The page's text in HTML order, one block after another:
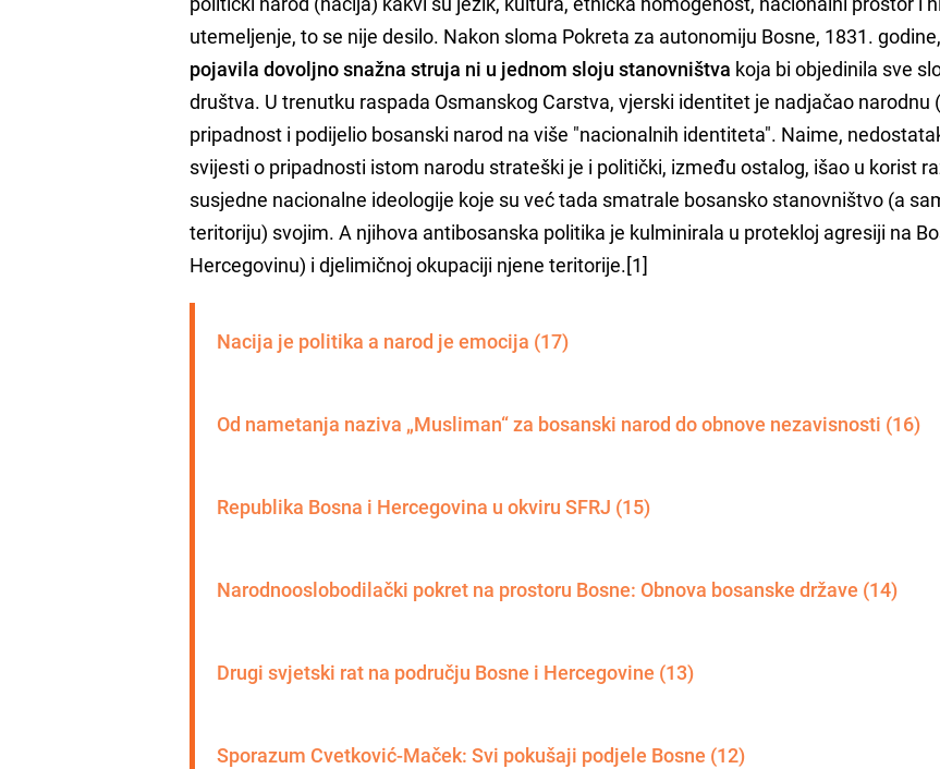
utemeljenje, to se nije desilo. Nakon sloma Pokreta za autonomiju Bosne, 1831. godine,
pojavila dovoljno snažna struja ni u jednom sloju stanovništva koja bi objedinila sve
društva. U trenutku raspada Osmanskog Carstva, vjerski identitet je nadjačao narodnu
pripadnost i podijelio bosanski narod na više "nacionalnih identiteta". Naime,
svijesti o pripadnosti istom narodu strateški je i politički, između ostalog, išao u korist
susjedne nacionalne ideologije koje su već tada smatrale bosansko stanovništvo (a
teritoriju) svojim. A njihova antibosanska politika je kulminirala u protekloj agresiji na
Hercegovinu) i djelimičnoj okupaciji njene teritorije.[1]
Nacija je politika a narod je emocija (17)
Od nametanja naziva „Musliman“ za bosanski narod do obnove nezavisnosti (16)
Republika Bosna i Hercegovina u okviru SFRJ (15)
Narodnooslobodilački pokret na prostoru Bosne: Obnova bosanske države (14)
Drugi svjetski rat na području Bosne i Hercegovine (13)
Sporazum Cvetković-Maček: Svi pokušaji podjele Bosne (12)